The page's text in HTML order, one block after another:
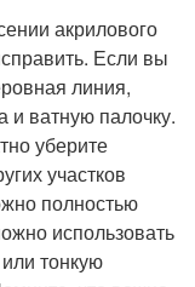
акрилового
Если вы
линия,
и ватную палочку.
уберите
участков
полностью
использовать
тонкую